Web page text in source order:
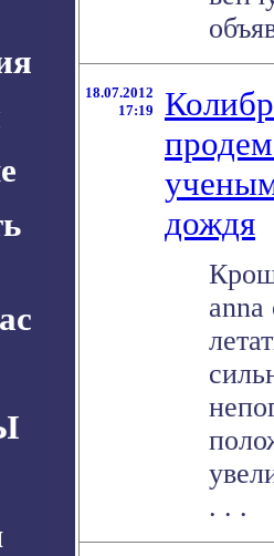
18.07.2012
17:19
дождя
anna
. . .